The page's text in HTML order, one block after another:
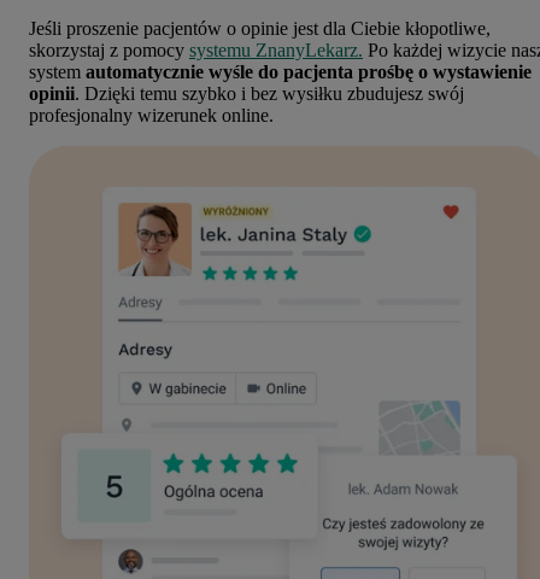
Jeśli proszenie pacjentów o opinie jest dla Ciebie kłopotliwe,
skorzystaj z pomocy systemu ZnanyLekarz. Po każdej wizycie
system automatycznie wyśle do pacjenta prośbę o wystawienie
opinii. Dzięki temu szybko i bez wysiłku zbudujesz swój
profesjonalny wizerunek online.